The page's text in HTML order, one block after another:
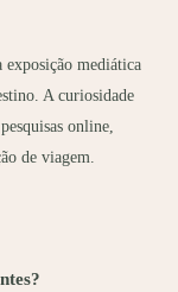
mediática
A curiosidade
online,
de viagem.